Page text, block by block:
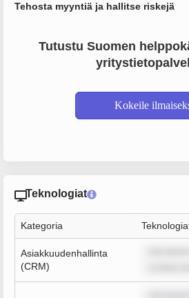
Tehosta myyntiä ja hallitse riskejä
Tutustu Suomen
Kokeile
Teknologiat
Kategoria
Asiakkuudenhallinta
(CRM)